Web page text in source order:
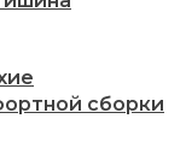
сборки